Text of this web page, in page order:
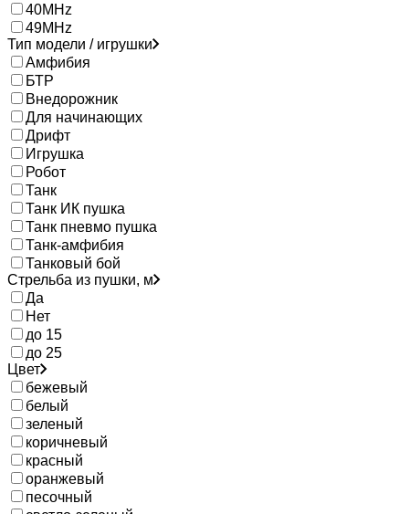
40MHz
49MHz
Тип модели / игрушки
Амфибия
БТР
Внедорожник
Для начинающих
Дрифт
Игрушка
Робот
Танк
Танк ИК пушка
Танк пневмо пушка
Танк-амфибия
Танковый бой
Стрельба из пушки, м
Да
Нет
до 15
до 25
Цвет
бежевый
белый
зеленый
коричневый
красный
оранжевый
песочный